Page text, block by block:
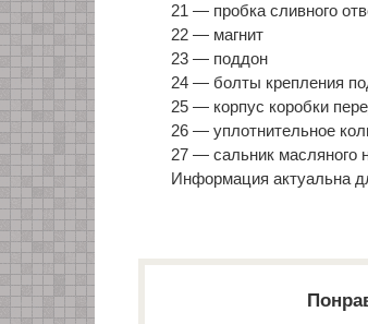
21 — пробка сливного
22 — магнит
23 — поддон
24 — болты крепления
25 — корпус коробки
26 — уплотнительное
27 — сальник масляного
Информация актуальна